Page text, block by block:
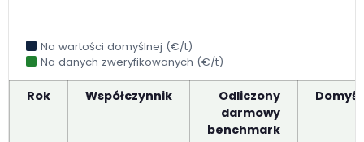
Na wartości domyślnej (€/t)
Na danych zweryfikowanych (€/t)
Rok Współczynnik
Odliczony
darmowy
benchmark